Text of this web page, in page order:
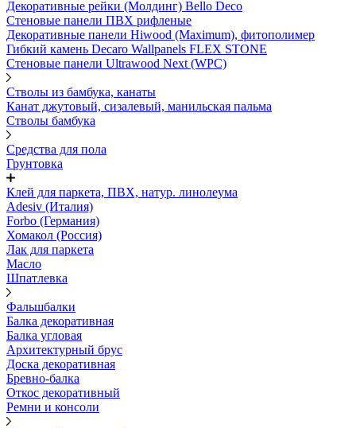
Декоративные рейки (Молдинг) Bello Deco
Стеновые панели ПВХ рифленые
Декоративные панели Hiwood (Maximum), фитополимер
Гибкий камень Decaro Wallpanels FLEX STONE
Стеновые панели Ultrawood Next (WPC)
Стволы из бамбука, канаты
Канат джутовый, сизалевый, манильская пальма
Стволы бамбука
Средства для пола
Грунтовка
Клей для паркета, ПВХ, натур. линолеума
Adesiv (Италия)
Forbo (Германия)
Хомакол (Россия)
Лак для паркета
Масло
Шпатлевка
Фальшбалки
Балка декоративная
Балка угловая
Архитектурный брус
Доска декоративная
Бревно-балка
Откос декоративный
Ремни и консоли